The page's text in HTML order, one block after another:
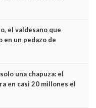
el valdesano que
en un pedazo de
solo una chapuza: el
en casi 20 millones el